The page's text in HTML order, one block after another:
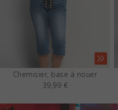
Chemisier, base à nouer
39,99 €